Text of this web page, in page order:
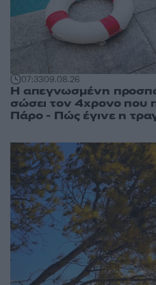
07:3309.08.26
Η απεγνωσμένη
σώσει τον 4χρονο που
Πάρο - Πώς έγινε η